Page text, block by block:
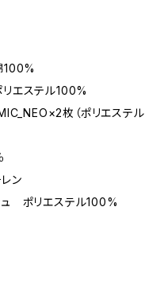
100%
リエステル100%
枚（ポリエステル
ン
ュ ポリエステル100%